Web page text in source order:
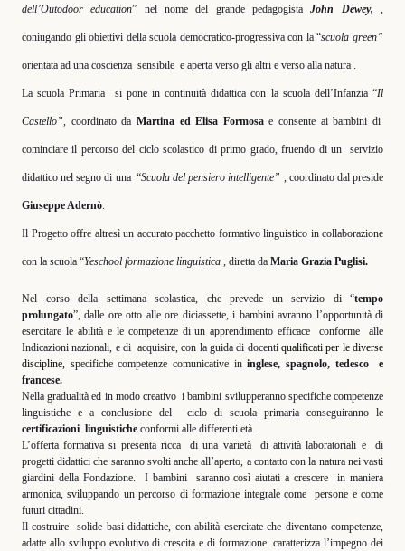
dell’Outodoor education” nel nome del grande pedagogistaJohn Dewey, ,
coniugando gli obiettivi della scuola democratico-progressiva con la “scuola green”
orientata ad una coscienza sensibile e aperta verso gli altri e verso alla natura .
La scuola Primaria si pone in continuità didattica con la scuola dell’Infanzia “Il
Castello”, coordinato da Martina ed Elisa Formosae consente ai bambini di
cominciare il percorso del ciclo scolastico di primo grado, fruendo di un servizio
didattico nel segno di una “Scuola del pensiero intelligente” , coordinato dal preside
Giuseppe Adernò.
Il Progetto offre altresì un accurato pacchetto formativo linguistico in collaborazione
con la scuola “Yeschool formazione linguistica , diretta da Maria Grazia Puglisi.
Nel corso della settimana scolastica, che prevede un servizio di “tempo
prolungato”, dalle ore otto alle ore diciassette, i bambini avranno l’opportunità di
esercitare le abilità e le competenze di un apprendimento efficace
conforme
alle
Indicazioni nazionali, e di acquisire, con la guida di docenti qualificati per le diverse
discipline,
specifiche competenze comunicative ininglese, spagnolo, tedesco
e
francese.
Nella gradualità ed in modo creativo i bambini svilupperanno specifiche competenze
linguistiche e a conclusione del
ciclo di scuola primaria conseguiranno le
certificazioni linguistiche conformi alle differenti età.
L’offerta formativa si presenta ricca
di una varietà di attività laboratoriali e
di
progetti didattici che saranno svolti anche all’aperto, a contatto con la natura nei vasti
giardini della Fondazione.
I bambini saranno così aiutati a crescere
in maniera
armonica, sviluppando un percorso di formazione integrale come
persone e come
futuri cittadini.
Il costruire
solide basi didattiche, con abilità esercitate che diventano competenze,
adatte allo sviluppo evolutivo di crescita e di formazione caratterizza l’impegno dei